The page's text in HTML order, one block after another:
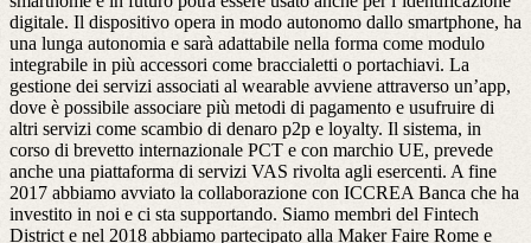
digitale. Il dispositivo opera in modo autonomo dallo smartphone, ha
una lunga autonomia e sarà adattabile nella forma come modulo
integrabile in più accessori come braccialetti o portachiavi. La
gestione dei servizi associati al wearable avviene attraverso un’app,
dove è possibile associare più metodi di pagamento e usufruire di
altri servizi come scambio di denaro p2p e loyalty. Il sistema, in
corso di brevetto internazionale PCT e con marchio UE, prevede
anche una piattaforma di servizi VAS rivolta agli esercenti. A fine
2017 abbiamo avviato la collaborazione con ICCREA Banca che ha
investito in noi e ci sta supportando. Siamo membri del Fintech
District e nel 2018 abbiamo partecipato alla Maker Faire Rome e